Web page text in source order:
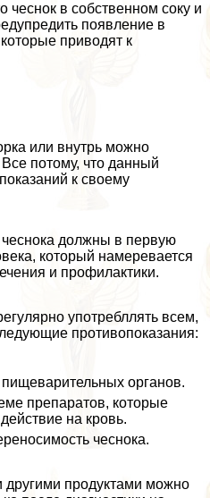
в собственном соку и
появление в
приводят к
или внутрь можно
потому, что данный
к своему
должны в первую
который намеревается
и профилактики.
употрeбллять всем,
противопоказания:
органов.
препаратов, которые
на кровь.
чеснока.
продуктами можно